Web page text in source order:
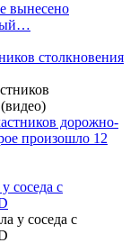
вынесено
столкновения
дорожно-
произошло 12
соседа с